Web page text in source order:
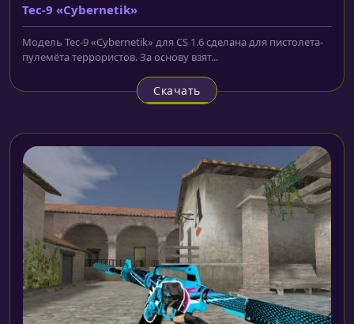
Tec-9 «Cybernetik»
Модель Tec-9 «Cybernetik» для CS 1.6 сделана для пистолета-
пулемёта террористов. За основу взят...
Скачать